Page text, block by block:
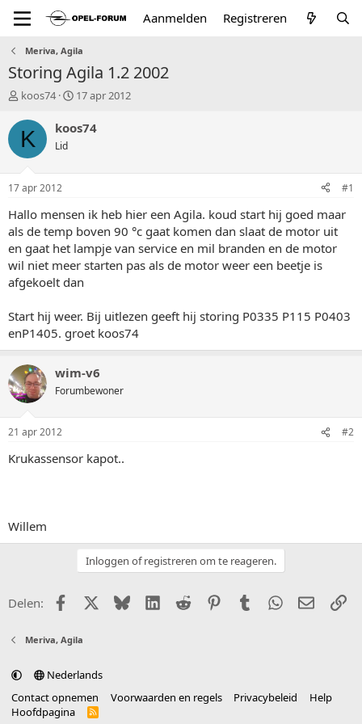
Aanmelden Registreren
Meriva, Agila
Storing Agila 1.2 2002
T
p
a
r
e
r
koos74
S
a
u
m
17 apr 2012
K koos74
Lid
17 apr 2012 #1
Hallo mensen ik heb hier een Agila. koud start hij goed maar
als de temp boven 90 °c gaat komen dan slaat de motor uit
en gaat het lampje van service en mil branden en de motor
wil niet meer starten pas als de motor weer een beetje is
afgekoelt dan
Start hij weer. Bij uitlezen geeft hij storing P0335 P115 P0403
enP1405. groet koos74
wim-v6
Forumbewoner
21 apr 2012 #2
Krukassensor kapot..
Willem
Inloggen of registreren om te reageren.
Delen: FacebookX (Twitter)
BlueskyLinkedIn
Reddit PinterestTumblr WhatsApp
E-mail
Meriva, Agila
Nederlands
Contact opnemen
Voorwaarden en regels Privacybeleid
Help
Hoofdpagina
R